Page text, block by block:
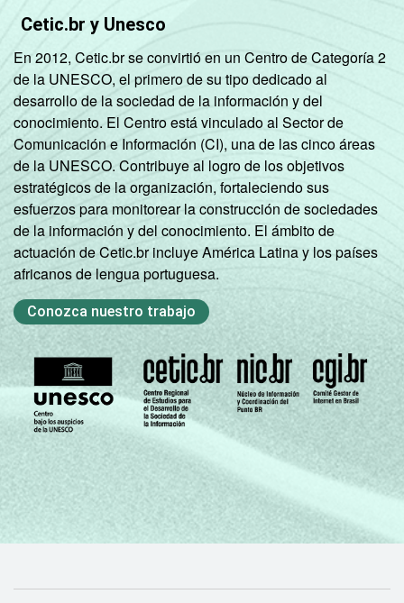
Cetic.br y Unesco
En 2012, Cetic.br se convirtió en un Centro de Categoría 2
de la UNESCO, el primero de su tipo dedicado al
desarrollo de la sociedad de la información y del
conocimiento. El Centro está vinculado al Sector de
Comunicación e Información (CI), una de las cinco áreas
de la UNESCO. Contribuye al logro de los objetivos
estratégicos de la organización, fortaleciendo sus
esfuerzos para monitorear la construcción de sociedades
de la información y del conocimiento. El ámbito de
actuación de Cetic.br incluye América Latina y los países
africanos de lengua portuguesa.
Conozca nuestro trabajo